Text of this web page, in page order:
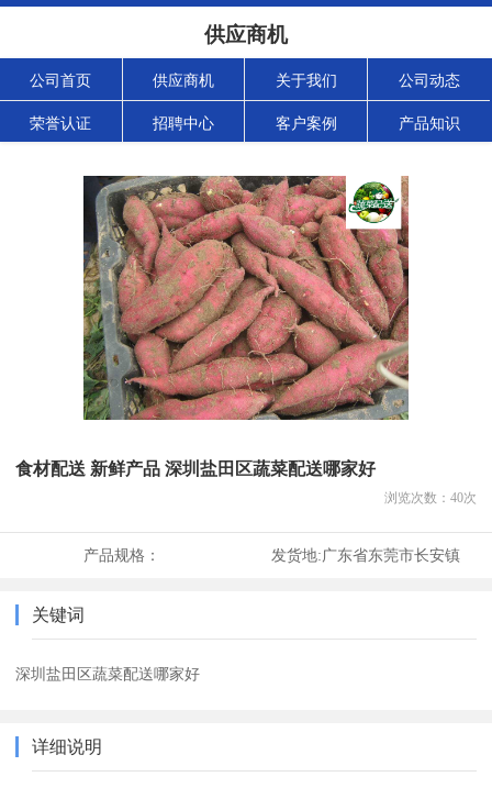
供应商机
公司首页 供应商机 关于我们 公司动态
荣誉认证 招聘中心 客户案例 产品知识
食材配送 新鲜产品 深圳盐田区蔬菜配送哪家好
浏览次数： 40次
产品规格： 发货地:广东省东莞市长安镇
关键词
深圳盐田区蔬菜配送哪家好
详细说明